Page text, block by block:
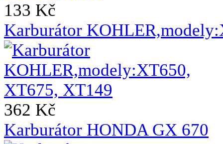
133 Kč
Karburátor
362 Kč
Karburátor HONDA GX 670